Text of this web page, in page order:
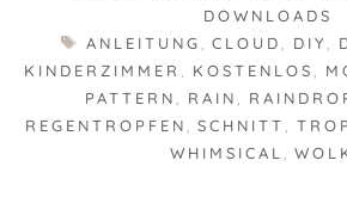
DOWNLOADS
SCHLAGWÖRTER
ANLEITUNG ,CLOUD DIY
KINDERZIMMER
KOSTENLOS
PATTERN
RAIN
REGENTROPFEN
,SCHNITT ,
WHIMSICAL
,